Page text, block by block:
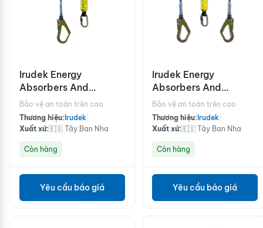
Irudek Energy
Absorbers And
Lanyards/SRL ASTUN
362 /150 (140kg)
Bảo vệ an toàn trên cao
Thương hiệu: Irudek
Xuất xứ:🇪🇸 Tây Ban Nha
Còn hàng
Yêu cầu báo giá
Irudek Energy
Absorbers And
Lanyards/SRL ASTUN
363/150 (140kg)
Bảo vệ an toàn trên cao
Thương hiệu: Irudek
Xuất xứ:🇪🇸 Tây Ban Nha
Còn hàng
Yêu cầu báo giá